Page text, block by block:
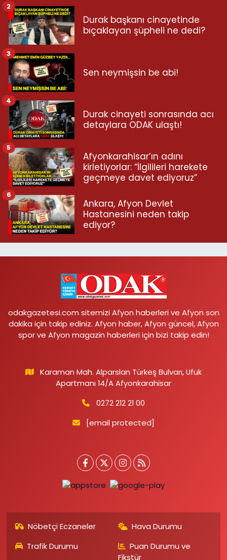
Durak başkanı cinayetinde
bıçaklayan şüpheli ne dedi?
2
Sen neymişsin be abi!
3
Durak cinayeti sonrasında acı
detaylara ODAK ulaştı!
4
Afyonkarahisar’ın adını
kirletiyorlar: “İlgilileri harekete
geçmeye davet ediyoruz”
5
Ankara, Afyon Devlet
Hastanesini neden takip
ediyor?
6
odakgazetesi.com sitemizi Afyon haberleri ve Afyon son
dakika için takip ediniz. Afyon haber, Afyon güncel, Afyon
spor ve Afyon magazin haberleri için bizi takip edin!
Karaman Mah. Alparslan Türkeş Bulvarı, Ufuk
Apartmanı 14/A Afyonkarahisar
0272 212 21 00
[email protected]
Nöbetçi Eczaneler
Hava Durumu
Trafik Durumu
Puan Durumu ve
Fikstür